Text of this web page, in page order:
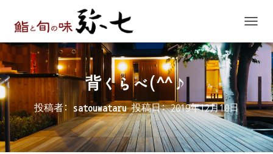
ビ
ゲ
ー
ン
を
切
り
替
背くらべ(^^♪
投稿者: satouwataru投稿日:2019年12月10日